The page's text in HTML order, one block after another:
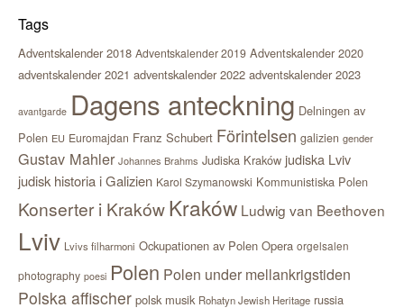
Tags
Adventskalender 2018 Adventskalender 2019 Adventskalender 2020
adventskalender 2021 adventskalender 2022 adventskalender 2023
avantgarde Dagens anteckning Delningen av
Polen EU Euromajdan Franz Schubert Förintelsen galizien gender
Gustav Mahler Johannes Brahms Judiska Kraków judiska Lviv
judisk historia i Galizien Karol Szymanowski Kommunistiska Polen
Konserter i KrakówKraków Ludwig van Beethoven
Lviv Lvivs filharmoni Ockupationen av Polen Opera orgelsalen
photography poesi Polen Polen under mellankrigstiden
Polska affischer polsk musik Rohatyn Jewish Heritage russia